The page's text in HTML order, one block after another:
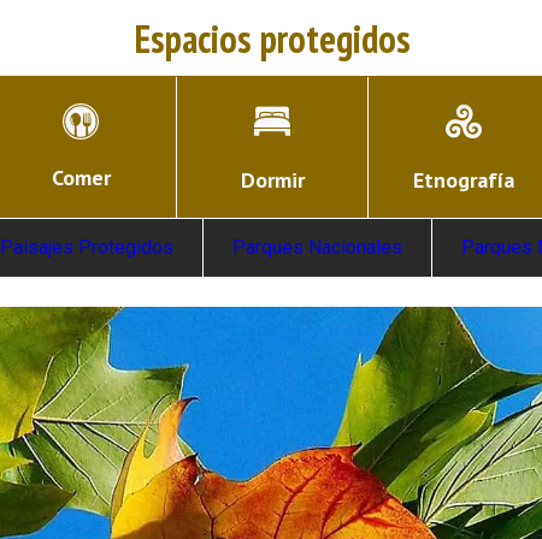
Espacios protegidos
Comer Dormir Etnografía
Paisajes Protegidos Parques Nacionales Parques